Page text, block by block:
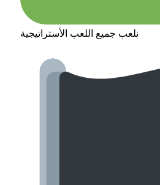
نلعب جميع اللعب الأستراتيجية